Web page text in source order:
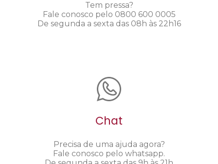
Tem pressa?
Fale conosco pelo 0800 600 0005
De segunda a sexta das 08h às 22h16
Chat
Precisa de uma ajuda agora?
Fale conosco pelo whatsapp.